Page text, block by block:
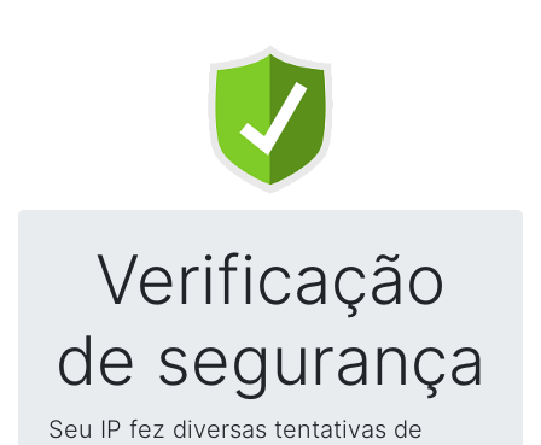
Verificação
de segurança
Seu IP fez diversas tentativas de